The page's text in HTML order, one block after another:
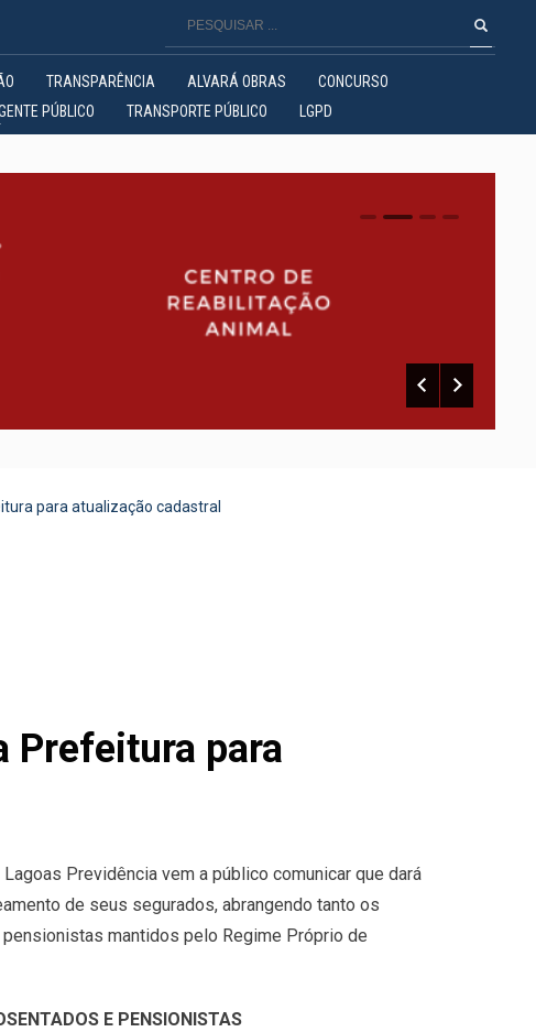
TRANSPARÊNCIA ALVARÁ OBRAS
CONCURSO
PÚBLICO TRANSPORTE PÚBLICO LGPD
0 1 2
para atualização cadastral
Prefeitura para
Previdência vem a público comunicar que dará
de seus segurados, abrangendo tanto os
mantidos pelo Regime Próprio de
E PENSIONISTAS